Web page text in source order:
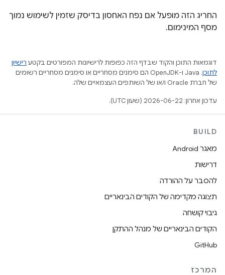
החריג הזה מופעל אם נפח האחסון בדיסק שזמין לשימוש נמוך
מסף המינימום.
דוגמאות התוכן והקוד שבדף הזה כפופות לרישיונות המפורטים בקטע רישיון
לתוכן
.‏ Java ו-OpenJDK הם סימנים מסחריים או סימנים מסחריים רשומים
של חברת Oracle ו/או של השותפים העצמאיים שלה.
עדכון אחרון: 2026-06-22 (שעון UTC).
BUILD
מאגר Android
דרישות
להסבר על ההורדה
תצוגה מקדימה של הקודים הבינאריים
גיבוי קושחה
הקודים הבינאריים של מנהל ההתקן
GitHub
המרכז